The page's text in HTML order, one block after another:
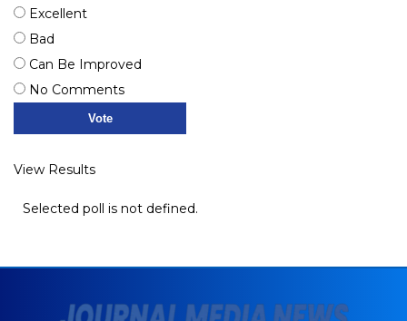
Excellent
Bad
Can Be Improved
No Comments
View Results
Selected poll is not defined.